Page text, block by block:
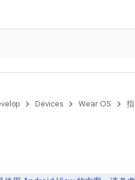
Devices Wear OS